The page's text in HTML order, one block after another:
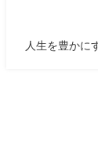
人生を豊かに